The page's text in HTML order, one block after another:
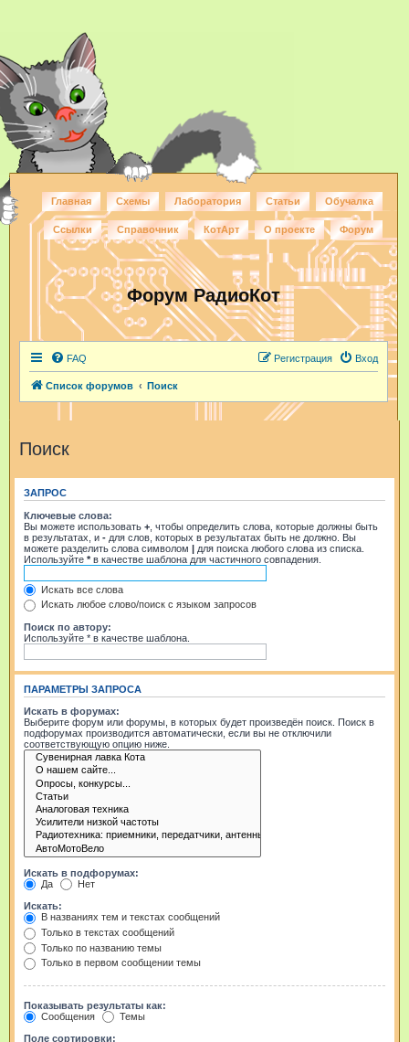
Главная Схемы Лаборатория Статьи Обучалка
Ссылки Справочник КотАрт О проекте Форум
Форум РадиоКот
FAQ Вход
Регистрация
Список форумов Поиск
Поиск
ЗАПРОС
Ключевые слова:
Вы можете использовать + , чтобы определить слова, которые должны быть
в результатах, и - для слов, которых в результатах быть не должно. Вы
можете разделить слова символом | для поиска любого слова из списка.
Используйте *в качестве шаблона для частичного совпадения.
Искать все слова
Искать любое слово/поиск с языком запросов
Поиск по автору:
Используйте * в качестве шаблона.
ПАРАМЕТРЫ ЗАПРОСА
Искать в форумах:
Выберите форум или форумы, в которых будет произведён поиск. Поиск в
подфорумах производится автоматически, если вы не отключили
соответствующую опцию ниже.
Искать в подфорумах:
Да
Нет
Искать:
В названиях тем и текстах сообщений
Только в текстах сообщений
Только по названию темы
Только в первом сообщении темы
Показывать результаты как:
Сообщения
Темы
Поле сортировки: